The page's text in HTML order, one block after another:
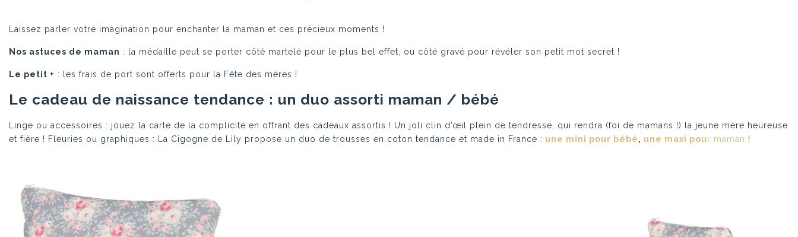
Laissez parler votre imagination pour enchanter la maman et ces précieux moments !
Nos astuces de maman : la médaille peut se porter côté martelé pour le plus bel effet, ou côté gravé pour révéler son petit mot secret !
Le petit + : les frais de port sont offerts pour la Fête des mères !
Le cadeau de naissance tendance : un duo assorti maman / bébé
Linge ou accessoires : jouez la carte de la complicité en offrant des cadeaux assortis ! Un joli clin d’œil plein de tendresse, qui rendra (foi de mamans !) la jeune mère heureuse
et fière ! Fleuries ou graphiques : La Cigogne de Lily propose un duo de trousses en coton tendance et made in France : une mini pour bébé, une maxi pour maman !